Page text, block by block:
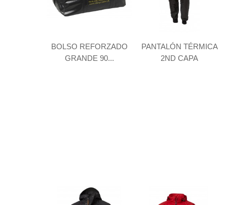
BOLSO REFORZADO
GRANDE 90...
PANTALÓN TÉRMICA
2ND CAPA